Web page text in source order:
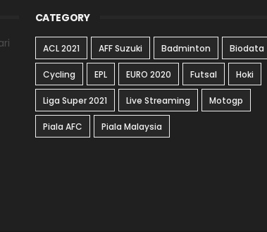
CATEGORY
ACL 2021 AFF Suzuki Badminton Biodata
Cycling EPL EURO 2020 Futsal Hoki
Liga Super 2021 Live Streaming Motogp
Piala AFC Piala Malaysia